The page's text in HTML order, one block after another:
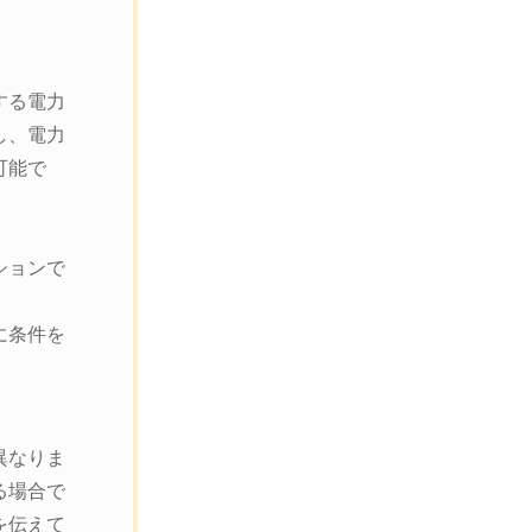
る電力
、電力
能で
ョンで
条件を
りま
場合で
伝えて